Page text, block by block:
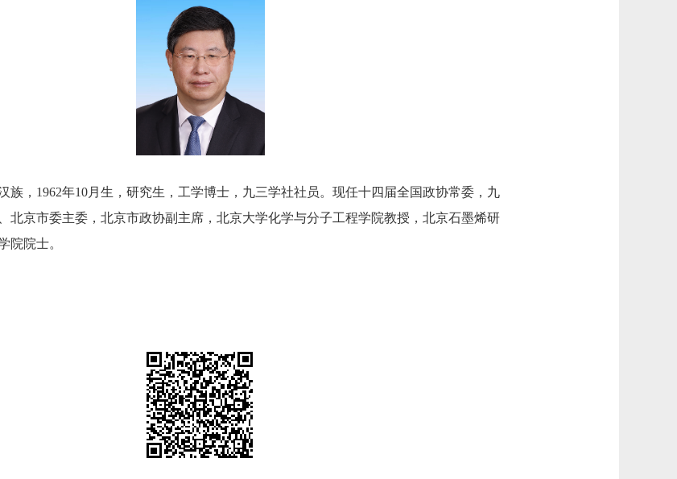
，1962年10月生，研究生，工学博士，九三学社社员。现任十四届全国政协常委，九
北京市委主委，北京市政协副主席，北京大学化学与分子工程学院教授，北京石墨烯研
院院士。